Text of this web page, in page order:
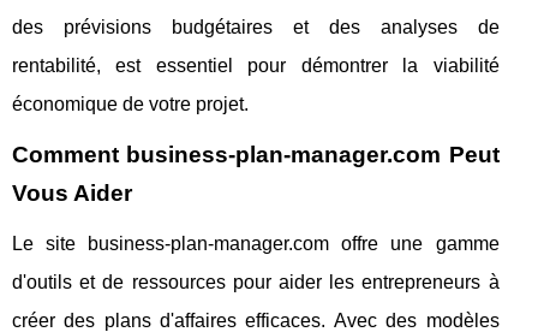
des prévisions budgétaires et des analyses de
rentabilité, est essentiel pour démontrer la viabilité
économique de votre projet.
Comment business-plan-manager.com Peut
Vous Aider
Le site business-plan-manager.com offre une gamme
d'outils et de ressources pour aider les entrepreneurs à
créer des plans d'affaires efficaces. Avec des modèles